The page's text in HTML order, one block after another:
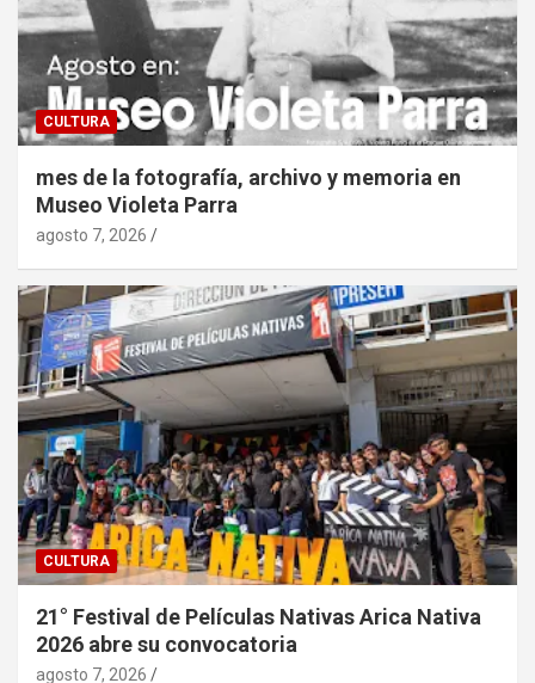
CULTURA
mes de la fotografía, archivo y memoria en
Museo Violeta Parra
agosto 7, 2026
CULTURA
21° Festival de Películas Nativas Arica Nativa
2026 abre su convocatoria
agosto 7, 2026